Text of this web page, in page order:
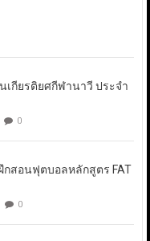
เกียรติยศกีฬานาวี ประจำ
0
กสอนฟุตบอลหลักสูตร FAT
0